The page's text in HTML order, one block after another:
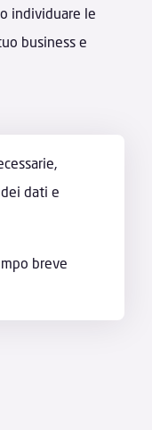
individuare le
business e
dati e
breve